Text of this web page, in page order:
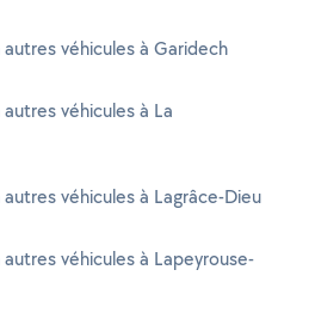
véhicules à Garidech
véhicules à La
véhicules à Lagrâce-Dieu
véhicules à Lapeyrouse-